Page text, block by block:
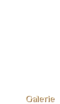
Galerie